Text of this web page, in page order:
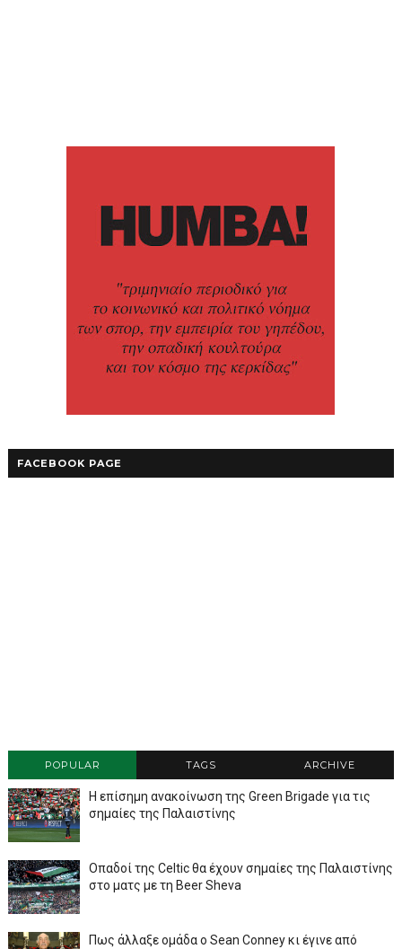
FACEBOOK PAGE
POPULAR TAGS ARCHIVE
Η επίσημη ανακοίνωση της Green Brigade για τις
σημαίες της Παλαιστίνης
Οπαδοί της Celtic θα έχουν σημαίες της Παλαιστίνης
στο ματς με τη Beer Sheva
Πως άλλαξε ομάδα ο Sean Conney κι έγινε από